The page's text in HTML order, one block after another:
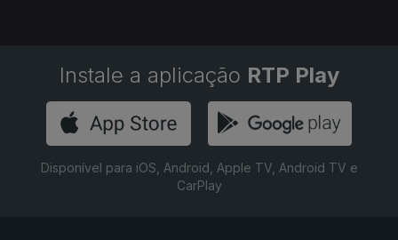
Instale a aplicação RTP Play
Disponível para iOS, Android, Apple TV, Android TV e
CarPlay